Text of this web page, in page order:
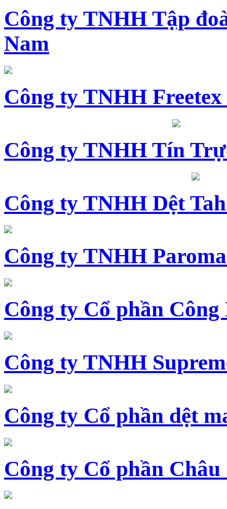
Công ty TNHH Tập
Nam
Công ty TNHH
Công ty TNHH Tín
Công ty TNHH Dệt
Công ty TNHH
Công ty Cổ phần Công
Công ty TNHH
Công ty Cổ phần dệt
Công ty Cổ phần Châu